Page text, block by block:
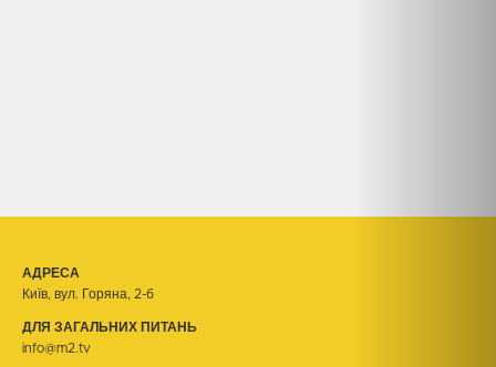
АДРЕСА
Київ, вул. Горяна, 2-б
ДЛЯ ЗАГАЛЬНИХ ПИТАНЬ
info@m2.tv